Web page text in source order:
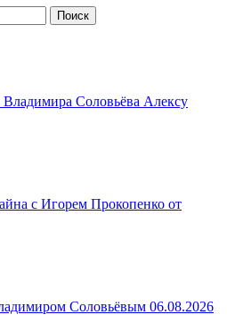
Соловьёва Алексу
с Игорем Прокопенко от
Соловьёвым 06.08.2026